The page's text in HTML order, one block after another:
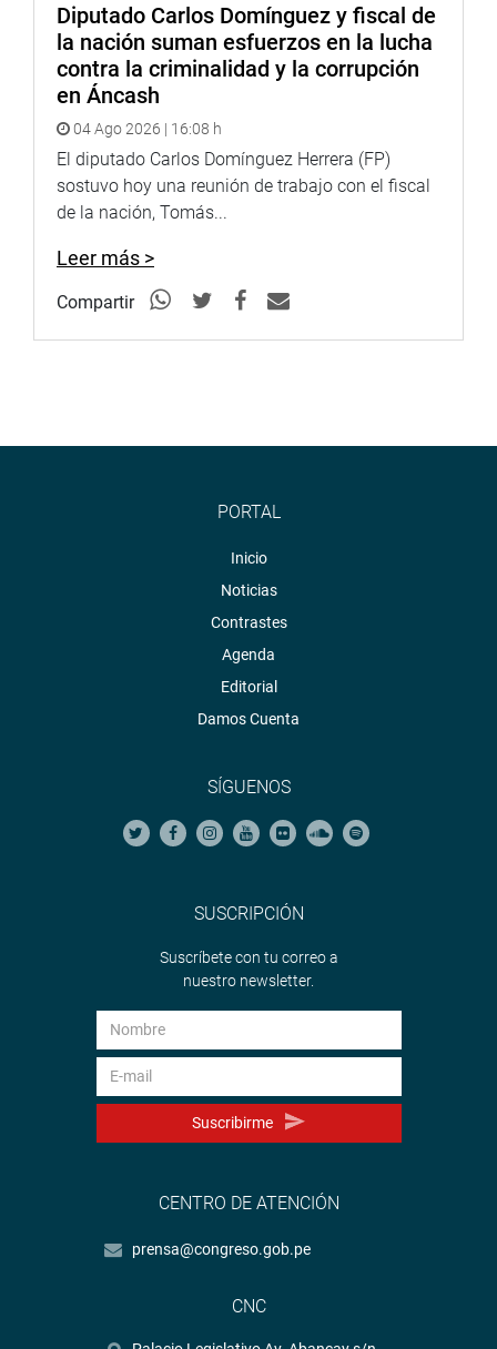
Diputado Carlos Domínguez y fiscal de
la nación suman esfuerzos en la lucha
contra la criminalidad y la corrupción
en Áncash
04 Ago 2026 | 16:08 h
El diputado Carlos Domínguez Herrera (FP)
sostuvo hoy una reunión de trabajo con el fiscal
de la nación, Tomás...
Leer más >
Compartir
PORTAL
Inicio
Noticias
Contrastes
Agenda
Editorial
Damos Cuenta
SÍGUENOS
SUSCRIPCIÓN
Suscríbete con tu correo a
nuestro newsletter.
Suscribirme
CENTRO DE ATENCIÓN
prensa@congreso.gob.pe
CNC